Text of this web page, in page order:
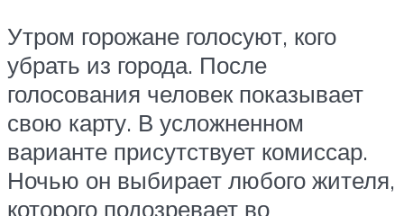
Утром горожане голосуют, кого
убрать из города. После
голосования человек показывает
свою карту. В усложненном
варианте присутствует комиссар.
Ночью он выбирает любого жителя,
которого подозревает во